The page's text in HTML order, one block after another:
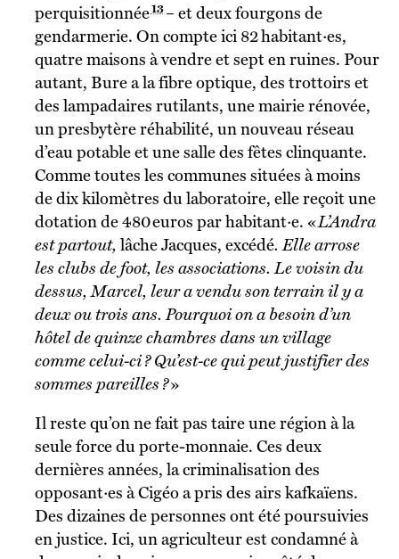
perquisitionnée13– et deux fourgons de
gendarmerie. On compte ici 82 habitant·es,
quatre maisons à vendre et sept en ruines. Pour
autant, Bure a la fibre optique, des trottoirs et
des lampadaires rutilants, une mairie rénovée,
un presbytère réhabilité, un nouveau réseau
d’eau potable et une salle des fêtes clinquante.
Comme toutes les communes situées à moins
de dix kilomètres du laboratoire, elle reçoit une
dotation de 480 euros par habitant·e. «L’Andra
est partout, lâche Jacques, excédé. Elle arrose
les clubs de foot, les associations. Le voisin du
dessus, Marcel, leur a vendu son terrain il y a
deux ou trois ans. Pourquoi on a besoin d’un
hôtel de quinze chambres dans un village
comme celui-ci ? Qu’est-ce qui peut justifier des
sommes pareilles ?»
Il reste qu’on ne fait pas taire une région à la
seule force du porte-monnaie. Ces deux
dernières années, la criminalisation des
opposant·es à Cigéo a pris des airs kafkaïens.
Des dizaines de personnes ont été poursuivies
en justice. Ici, un agriculteur est condamné à